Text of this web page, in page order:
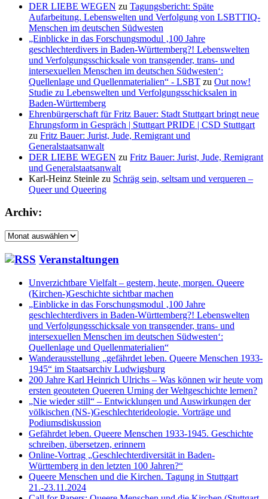
DER LIEBE WEGEN zu Tagungsbericht: Späte
Aufarbeitung. Lebenswelten und Verfolgung von LSBTTIQ-
Menschen im deutschen Südwesten
„Einblicke in das Forschungsmodul ‚100 Jahre
geschlechterdivers in Baden-Württemberg?! Lebenswelten
und Verfolgungsschicksale von transgender, trans- und
intersexuellen Menschen im deutschen Südwesten‘:
Quellenlage und Quellenmaterialien“ - LSBT zu Out now!
Studie zu Lebenswelten und Verfolgungsschicksalen in
Baden-Württemberg
Ehrenbürgerschaft für Fritz Bauer: Stadt Stuttgart bringt neue
Ehrungsform in Gespräch | Stuttgart PRIDE | CSD Stuttgart
zu Fritz Bauer: Jurist, Jude, Remigrant und
Generalstaatsanwalt
DER LIEBE WEGEN zu Fritz Bauer: Jurist, Jude, Remigrant
und Generalstaatsanwalt
Karl-Heinz Steinle zu Schräg sein, seltsam und verqueren –
Queer und Queering
Archiv:
Archiv:
Veranstaltungen
Unverzichtbare Vielfalt – gestern, heute, morgen. Queere
(Kirchen-)Geschichte sichtbar machen
„Einblicke in das Forschungsmodul ‚100 Jahre
geschlechterdivers in Baden-Württemberg?! Lebenswelten
und Verfolgungsschicksale von transgender, trans- und
intersexuellen Menschen im deutschen Südwesten‘:
Quellenlage und Quellenmaterialien“
Wanderausstellung „gefährdet leben. Queere Menschen 1933-
1945“ im Staatsarchiv Ludwigsburg
200 Jahre Karl Heinrich Ulrichs – Was können wir heute vom
ersten geouteten Queeren Urning der Weltgeschichte lernen?
„Nie wieder still“ – Entwicklungen und Auswirkungen der
völkischen (NS-)Geschlechterideologie. Vorträge und
Podiumsdiskussion
Gefährdet leben. Queere Menschen 1933-1945. Geschichte
schreiben, übersetzen, erinnern
Online-Vortrag „Geschlechterdiversität in Baden-
Württemberg in den letzten 100 Jahren?“
Queere Menschen und die Kirchen. Tagung in Stuttgart
21.-23.11.2024